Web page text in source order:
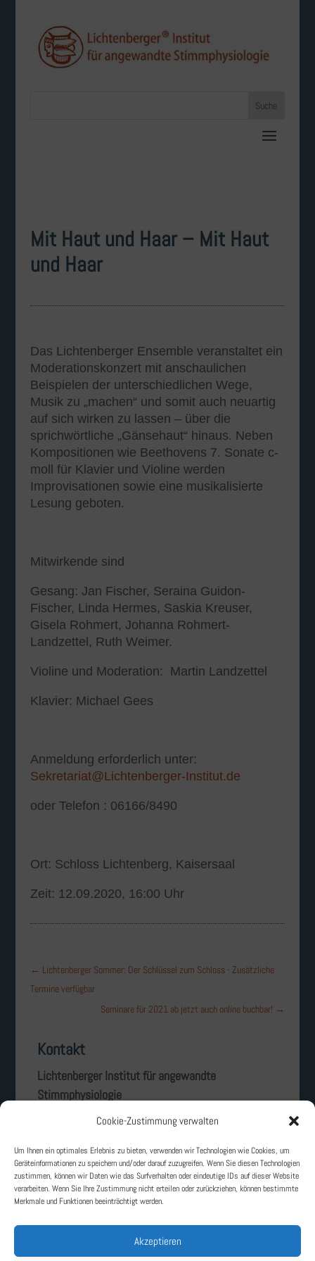
Cookie-Zustimmung verwalten
Um Ihnen ein optimales Erlebnis zu bieten, verwenden wir Technologien wie Cookies, um
Geräteinformationen zu speichern und/oder darauf zuzugreifen. Wenn Sie diesen Technologien
zustimmen, können wir Daten wie das Surfverhalten oder eindeutige IDs auf dieser Website
verarbeiten. Wenn Sie Ihre Zustimmung nicht erteilen oder zurückziehen, können bestimmte
Merkmale und Funktionen beeinträchtigt werden.
Akzeptieren
Mit Haut und Haar – Mit Haut
und Haar
Das Lichtenberger Ensemble veranstaltet ein
Moderationskonzert mit anschaulichen
Beispielen der unterschiedlichen Wege,
Musik zu „machen“ und somit auch neuartig
auf sich wirken zu lassen – über die
sprichwörtliche „Gänsehaut“ hinaus. Neben
Kompositionen wie Beethovens 7. Sonate c-
moll für Klavier und Violine werden
Improvisationen sowie eine musikalisierte
Lesung geboten.
Mitwirkende sind
Gesang: Jan Fischer, Seraina Guidon-
Fischer, Linda Hermes, Saskia Kreuser,
Gisela Rohmert, Johanna Rohmert-
Landzettel, Ruth Weimer.
Violine und Moderation: Martin Landzettel
Klavier: Michael Gees
Anmeldung erforderlich unter:
Sekretariat@Lichtenberger-Institut.de
oder Telefon : 06166/8490
Ort: Schloss Lichtenberg, Kaisersaal
Zeit: 12.09.2020, 16:00 Uhr
← Lichtenberger Sommer: Der Schlüssel zum Schloss - Zusätzliche
Termine verfügbar
Seminare für 2021 ab jetzt auch online buchbar! →
Kontakt
Lichtenberger Institut für angewandte
Stimmphysiologie
Landgraf-Georg-Straße 2
Telefon: +49 6166 – 8490
E-Mail: sekretariat@lichtenberger-institut.de